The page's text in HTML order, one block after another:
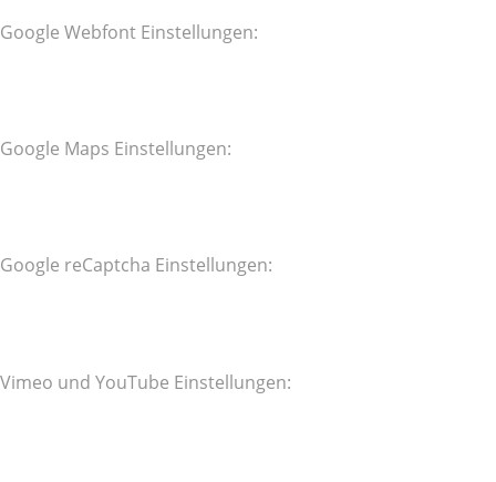
Google Webfont Einstellungen:
Google Maps Einstellungen:
Google reCaptcha Einstellungen:
Vimeo und YouTube Einstellungen: